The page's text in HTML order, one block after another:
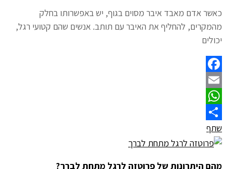
כאשר אדם מאבד איבר מסוים בגוף, יש באפשרותו בחלק
מהמקרים, להחליף את האיבר עם תותב. אנשים שהם קטועי רגל,
יכולים
Facebook
Email
WhatsApp
שתף
מהם היתרונות של פרוטזה לרגל מתחת לברך?